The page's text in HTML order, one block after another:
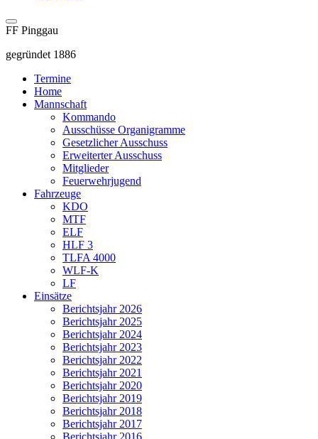
FF Pinggau
gegründet 1886
Termine
Home
Mannschaft
Kommando
Ausschüsse Organigramme
Gesetzlicher Ausschuss
Erweiterter Ausschuss
Mitglieder
Feuerwehrjugend
Fahrzeuge
KDO
MTF
ELF
HLF 3
TLFA 4000
WLF-K
LF
Einsätze
Berichtsjahr 2026
Berichtsjahr 2025
Berichtsjahr 2024
Berichtsjahr 2023
Berichtsjahr 2022
Berichtsjahr 2021
Berichtsjahr 2020
Berichtsjahr 2019
Berichtsjahr 2018
Berichtsjahr 2017
Berichtsjahr 2016